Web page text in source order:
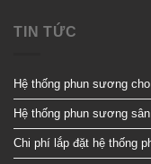
TIN TỨC
Hệ thống phun sương
Hệ thống phun sương
Chi phí lắp đặt hệ thống